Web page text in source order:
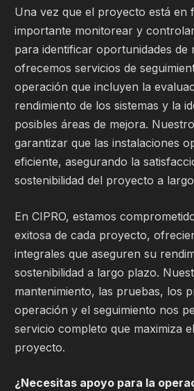
Una vez que el proyecto está en
importante monitorear y
para identificar oportunidades de
ofrecemos servicios de
operación que incluyen la
rendimiento de los sistemas y la
posibles áreas de mejora.
garantizar que las instalaciones
eficiente, asegurando la
sostenibilidad del proyecto a
En CIPRO, estamos
exitosa de cada proyecto,
integrales que aseguren su
sostenibilidad a largo plazo.
mantenimiento, las pruebas, los
operación y el seguimiento nos
servicio completo que maximiza
proyecto.
¿Necesitas apoyo para la